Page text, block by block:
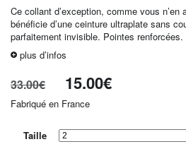
Ce collant d’exception, comme vous
bénéficie d’une ceinture ultraplate sans
parfaitement invisible. Pointes renforcées.
plus d’infos
33.00€ 15.00€
Fabriqué en France
Taille